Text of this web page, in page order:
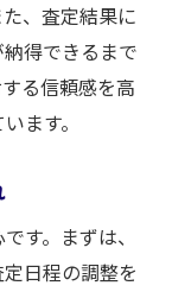
、査定結果に
得できるまで
る信頼感を高
ます。
す。まずは、
日程の調整を